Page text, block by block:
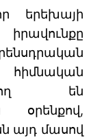
երեխայի
հիմնական
են
օրենքով,
այդ մասով